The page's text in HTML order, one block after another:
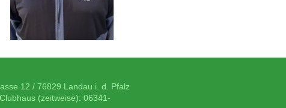
12 / 76829 Landau i. d. Pfalz
(zeitweise): 06341-